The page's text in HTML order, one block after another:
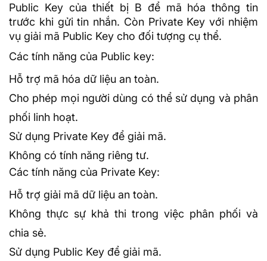
Public Key của thiết bị B để mã hóa thông tin
trước khi gửi tin nhắn. Còn Private Key với nhiệm
vụ giải mã Public Key cho đối tượng cụ thể.
Các tính năng của Public key:
Hỗ trợ mã hóa dữ liệu an toàn.
Cho phép mọi người dùng có thể sử dụng và phân
phối linh hoạt.
Sử dụng Private Key để giải mã.
Không có tính năng riêng tư.
Các tính năng của Private Key:
Hỗ trợ giải mã dữ liệu an toàn.
Không thực sự khả thi trong việc phân phối và
chia sẻ.
Sử dụng Public Key để giải mã.